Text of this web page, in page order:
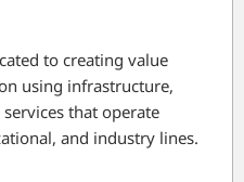
to creating value
using infrastructure,
that operate
and industry lines.